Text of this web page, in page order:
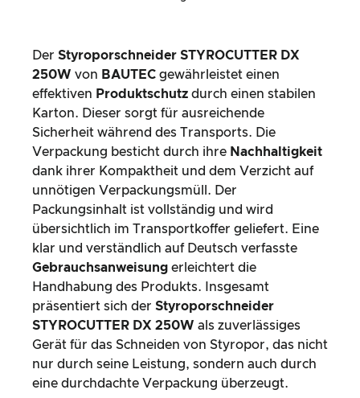
Der Styroporschneider STYROCUTTER DX
250W von BAUTEC gewährleistet einen
effektiven Produktschutz durch einen stabilen
Karton. Dieser sorgt für ausreichende
Sicherheit während des Transports. Die
Verpackung besticht durch ihre Nachhaltigkeit
dank ihrer Kompaktheit und dem Verzicht auf
unnötigen Verpackungsmüll. Der
Packungsinhalt ist vollständig und wird
übersichtlich im Transportkoffer geliefert. Eine
klar und verständlich auf Deutsch verfasste
Gebrauchsanweisung erleichtert die
Handhabung des Produkts. Insgesamt
präsentiert sich der Styroporschneider
STYROCUTTER DX 250W als zuverlässiges
Gerät für das Schneiden von Styropor, das nicht
nur durch seine Leistung, sondern auch durch
eine durchdachte Verpackung überzeugt.